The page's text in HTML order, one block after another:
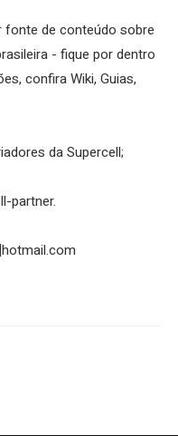
fonte de conteúdo sobre
- fique por dentro
confira Wiki, Guias,
da Supercell;
partner.